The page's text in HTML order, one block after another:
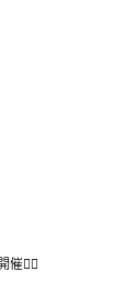
催🤸‍♀️